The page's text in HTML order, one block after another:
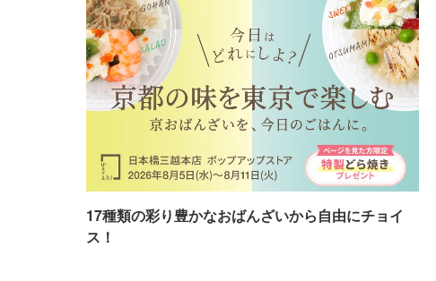
17種類の彩り豊かなおばんざいから自由にチョイ
ス！